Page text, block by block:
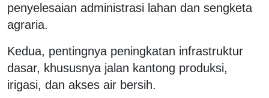
penyelesaian administrasi lahan dan sengketa
agraria.
Kedua, pentingnya peningkatan infrastruktur
dasar, khususnya jalan kantong produksi,
irigasi, dan akses air bersih.